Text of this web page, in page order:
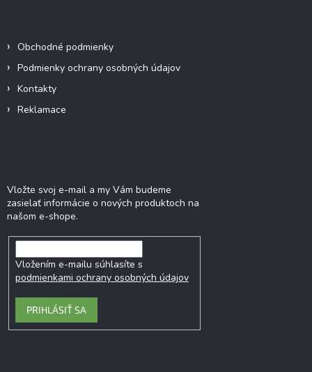
Obchodné podmienky
Podmienky ochrany osobných údajov
Kontakty
Reklamace
Vložte svoj e-mail a my Vám budeme
zasielať informácie o nových produktoch na
našom e-shope.
Vložením e-mailu súhlasíte s
podmienkami ochrany osobných údajov
PRIHLÁSIŤ SA